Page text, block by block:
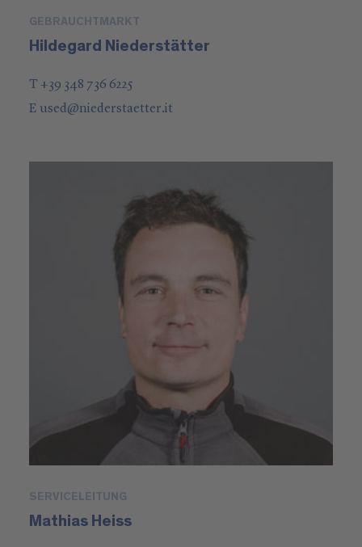
GEBRAUCHTMARKT
Hildegard Niederstätter
T +39 348 736 6225
E used@niederstaetter.it
SERVICELEITUNG
Mathias Heiss